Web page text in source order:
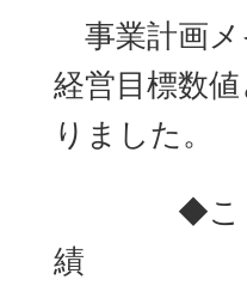
事業計画メ
経営目標数
りました。
◆こくみ
績